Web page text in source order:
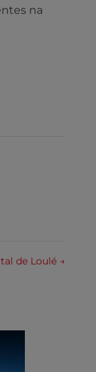
na
de Loulé →